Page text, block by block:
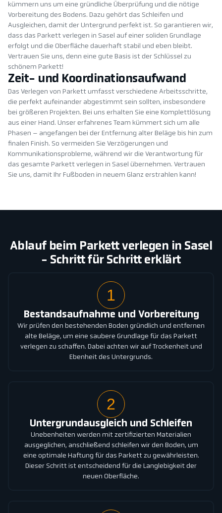
kümmern uns um eine gründliche Überprüfung und die nötige
Vorbereitung des Bodens. Dazu gehört das Schleifen und
Ausgleichen, damit der Untergrund perfekt ist. So garantieren wir,
dass das Parkett verlegen in Sasel auf einer soliden Grundlage
erfolgt und die Oberfläche dauerhaft stabil und eben bleibt.
Vertrauen Sie uns, denn eine gute Basis ist der Schlüssel zu
schönem Parkett!
Zeit- und Koordinationsaufwand
Das Verlegen von Parkett umfasst verschiedene Arbeitsschritte,
die perfekt aufeinander abgestimmt sein sollten, insbesondere
bei größeren Projekten. Bei uns erhalten Sie eine Komplettlösung
aus einer Hand. Unser erfahrenes Team kümmert sich um alle
Phasen – angefangen bei der Entfernung alter Beläge bis hin zum
finalen Finish. So vermeiden Sie Verzögerungen und
Kommunikationsprobleme, während wir die Verantwortung für
das gesamte Parkett verlegen in Sasel übernehmen. Vertrauen
Sie uns, damit Ihr Fußboden in neuem Glanz erstrahlen kann!
Ablauf beim Parkett verlegen in Sasel
- Schritt für Schritt erklärt
1
Bestandsaufnahme und Vorbereitung
Wir prüfen den bestehenden Boden gründlich und entfernen
alte Beläge, um eine saubere Grundlage für das Parkett
verlegen zu schaffen. Dabei achten wir auf Trockenheit und
Ebenheit des Untergrunds.
2
Untergrundausgleich und Schleifen
Unebenheiten werden mit zertifizierten Materialien
ausgeglichen, anschließend schleifen wir den Boden, um
eine optimale Haftung für das Parkett zu gewährleisten.
Dieser Schritt ist entscheidend für die Langlebigkeit der
neuen Oberfläche.